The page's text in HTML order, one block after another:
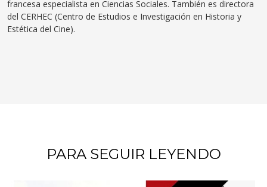
francesa especialista en Ciencias Sociales. También es directora
del CERHEC (Centro de Estudios e Investigación en Historia y
Estética del Cine).
PARA SEGUIR LEYENDO